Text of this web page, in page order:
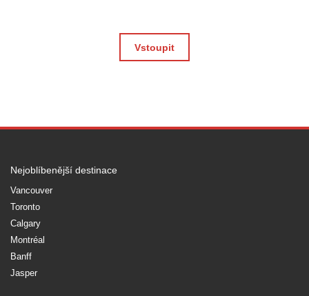
Vstoupit
Nejoblíbenější destinace
Vancouver
Toronto
Calgary
Montréal
Banff
Jasper